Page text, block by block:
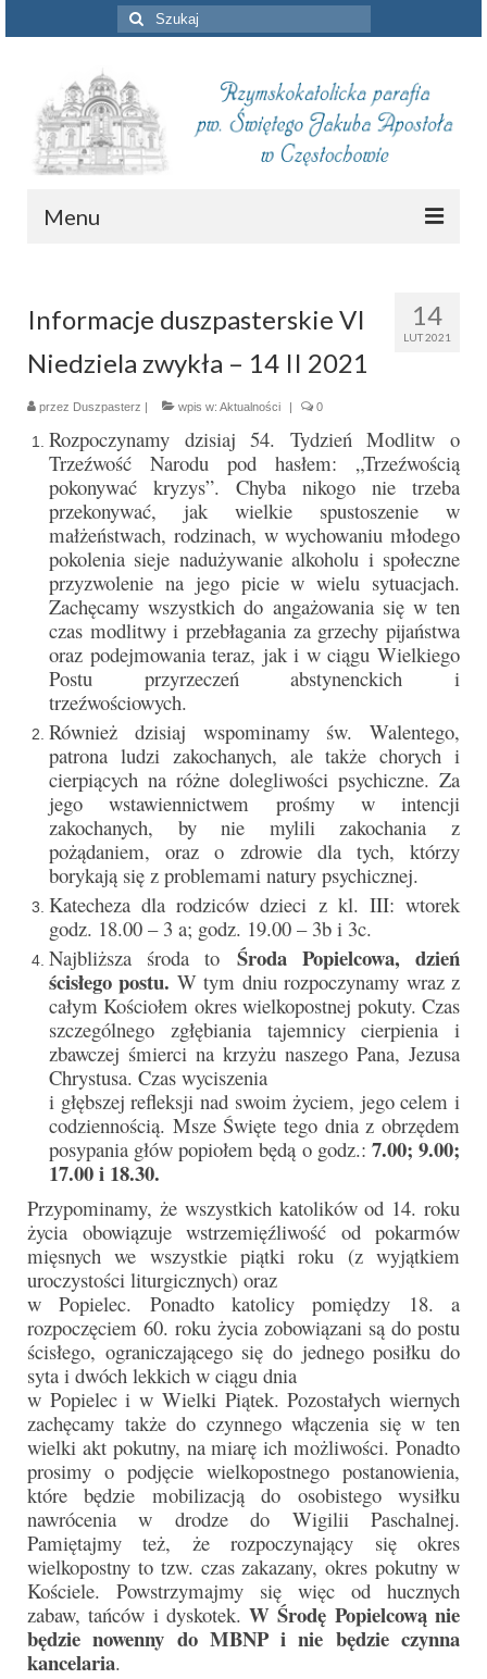
Szuklaj
w:
Menu
Intencje mszalne
Informacje duszpasterskie
Piszą o nas
Remont kościoła
Parafia
Historia
Duszpasterze
Nasz patron
Kościół Rektoracki
Vademecum
Wspólnoty parafialne
Katecheza parafialna
Niezbędnik Katolika
Kaplica Adoracji
e-Katolik
Nabożeństwa
Nabożeństwa różne
Pogrzeb katolicki
Sakramenty
Sakrament chrztu
Sakrament eucharystii
Sakrament bierzmowania
Sakrament pojednania
Sakrament małżeństwa
Sakrament kapłaństwa
Sakrament namaszczenia chorych
Galeria
Galerie 2026
Niedziela Palmowa 29.03.2026
Wielki Czwartek 02.04.2026
14
LUT 2021
Informacje duszpasterskie VI
Niedziela zwykła – 14 II 2021
przez Duszpasterz wpis w: Aktualności 0
Rozpoczynamy dzisiaj 54. Tydzień Modlitw o
Trzeźwość Narodu pod hasłem: „Trzeźwością
pokonywać kryzys”. Chyba nikogo nie trzeba
przekonywać, jak wielkie spustoszenie w
małżeństwach, rodzinach, w wychowaniu młodego
pokolenia sieje nadużywanie alkoholu i społeczne
przyzwolenie na jego picie w wielu sytuacjach.
Zachęcamy wszystkich do angażowania się w ten
czas modlitwy i przebłagania za grzechy pijaństwa
oraz podejmowania teraz, jaki w ciągu Wielkiego
Postu przyrzeczeń abstynenckich i
trzeźwościowych.
Również dzisiaj wspominamy św. Walentego,
patrona ludzi zakochanych, ale także chorych i
cierpiących na różne dolegliwości psychiczne. Za
jego wstawiennictwem prośmy w intencji
zakochanych, by nie mylili zakochania z
pożądaniem, oraz o zdrowie dla tych, którzy
borykają się z problemami natury psychicznej.
Katecheza dla rodziców dzieci z kl. III: wtorek
godz. 18.00 – 3 a; godz. 19.00 – 3b i 3c.
Najbliższa środa to Środa Popielcowa, dzień
ścisłego postu. W tym dniu rozpoczynamy wraz z
całym Kościołem okres wielkopostnej pokuty. Czas
szczególnego zgłębiania tajemnicy cierpienia i
zbawczej śmierci na krzyżu naszego Pana, Jezusa
Chrystusa. Czas wyciszenia
i głębszej refleksji nad swoim życiem, jego celem i
codziennością. Msze Święte tego dnia z obrzędem
posypania głów popiołem będą o godz.: 7.00; 9.00;
17.00 i 18.30.
Przypominamy, że wszystkich katolików od 14. roku
życia obowiązuje wstrzemięźliwość od pokarmów
mięsnych we wszystkie piątki roku (z wyjątkiem
uroczystości liturgicznych) oraz
w Popielec. Ponadto katolicy pomiędzy 18. a
rozpoczęciem 60. roku życia zobowiązani są do postu
ścisłego, ograniczającego się do jednego posiłku do
syta i dwóch lekkich w ciągu dnia
w Popielec i w Wielki Piątek. Pozostałych wiernych
zachęcamy także do czynnego włączenia się w ten
wielki akt pokutny, na miarę ich możliwości. Ponadto
prosimy o podjęcie wielkopostnego postanowienia,
które będzie mobilizacją do osobistego wysiłku
nawrócenia w drodze do Wigilii Paschalnej.
Pamiętajmy też, że rozpoczynający się okres
wielkopostny to tzw. czas zakazany, okres pokutny w
Kościele. Powstrzymajmy się więc od hucznych
zabaw, tańców i dyskotek.W Środę Popielcową nie
będzie nowenny do MBNP i nie będzie czynna
kancelaria.